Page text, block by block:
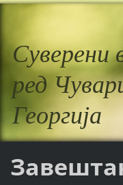
Суверени
ред
Георгија